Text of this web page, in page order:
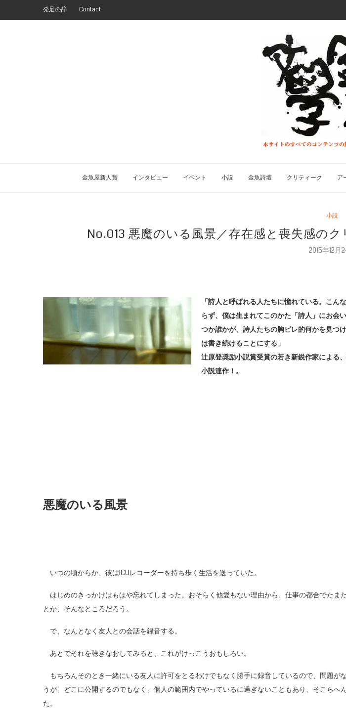
発足の辞 Contact
金魚屋新人賞 インタビュー イベント 小説 金魚詩壇 クリティーク ア
小説
No.013 悪魔のいる風景／存在感と喪失感の
2015年12月
「詩人と呼ばれる人たちに憧れている。こん
らず、僕は生まれてこのかた「詩人」にお会
つか誰かが、詩人たちの胸ビレ的何かを見つ
は書き続けることにする」
辻原登奨励小説賞受賞の若き新鋭作家による
小説連作！。
悪魔のいる風景
いつの頃からか、彼はICUレコーダーを持ち歩く生活を送っていた。
はじめのきっかけはもはや忘れてしまった。おそらく他愛もない理由から、仕事の都合でたま
とか、そんなところだろう。
で、なんとなく友人との会話を録音する。
あとでそれを聴きなおしてみると、これがけっこうおもしろい。
もちろんそのとき一緒にいる友人に許可をとるわけでもなく勝手に録音しているので、問題が
うが、どこに公開するのでもなく、個人の範囲内でやっているに過ぎないこともあり、そこらへ
た。